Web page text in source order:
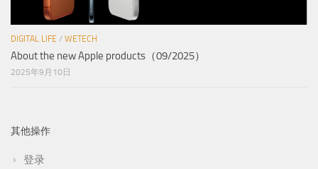
DIGITAL LIFE / WETECH
About the new Apple products（09/2025）
2025年9月10日
其他操作
登录